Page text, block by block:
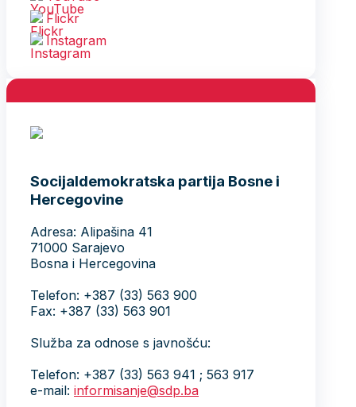
Flickr
Instagram
Socijaldemokratska partija Bosne i
Hercegovine
Adresa: Alipašina 41
71000 Sarajevo
Bosna i Hercegovina
Telefon: +387 (33) 563 900
Fax: +387 (33) 563 901
Služba za odnose s javnošću:
Telefon: +387 (33) 563 941 ; 563 917
e-mail: informisanje@sdp.ba